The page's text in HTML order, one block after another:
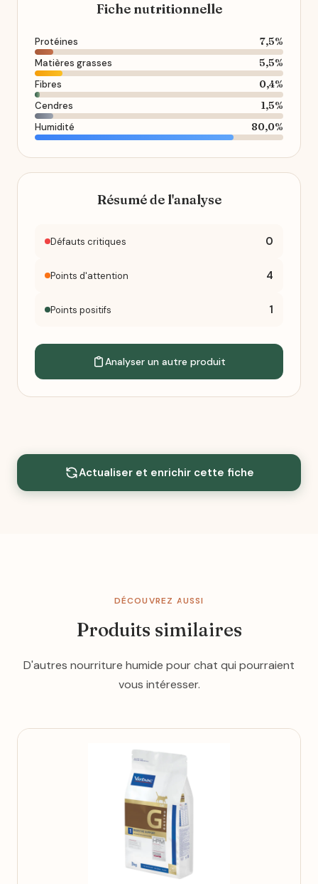
Fiche nutritionnelle
Protéines 7,5%
Matières grasses 5,5%
Fibres 0,4%
Cendres 1,5%
Humidité 80,0%
Résumé de l'analyse
Défauts critiques 0
Points d'attention 4
Points positifs 1
Analyser un autre produit
Actualiser et enrichir cette fiche
DÉCOUVREZ AUSSI
Produits similaires
D'autres nourriture humide pour chat qui pourraient
vous intéresser.